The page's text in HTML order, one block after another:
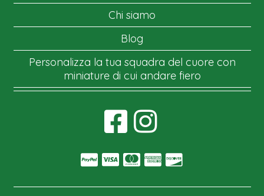
Chi siamo
Blog
Personalizza la tua squadra del cuore con
miniature di cui andare fiero